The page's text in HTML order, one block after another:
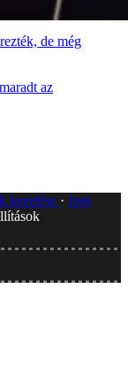
de még
az
kezelése
Jogi